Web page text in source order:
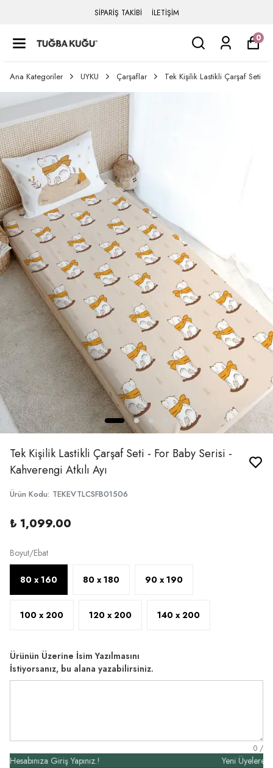
SİPARİŞ TAKİBİ İLETİŞİM
0
Ana Kategoriler UYKU Çarşaflar Tek Kişilik Lastikli Çarşaf Seti
Tek Kişilik Lastikli Çarşaf Seti - For Baby Serisi -
Kahverengi Atkılı Ayı
Ürün Kodu: TEKEVTLCSFB01506
₺ 1,099.00
Boyut/Ebat
80 x 160 80 x 180 90 x 190
100 x 200 120 x 200 140 x 200
Ürünün Üzerine İsim Yazılmasını
İstiyorsanız, bu alana yazabilirsiniz.
0 /
Giriş Yapınız.! Yeni Üyelere